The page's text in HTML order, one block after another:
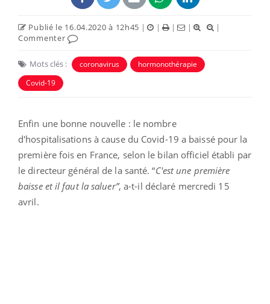
Publié le 16.04.2020 à 12h45 | | | |
|
Commenter
Mots clés : coronavirus
hormonothérapie
Covid-19
Enfin une bonne nouvelle : le nombre
d'hospitalisations à cause du Covid-19 a baissé pour la
première fois en France, selon le bilan officiel établi par
le directeur général de la santé. “C'est une première
baisse et il faut la saluer”, a-t-il déclaré mercredi 15
avril.